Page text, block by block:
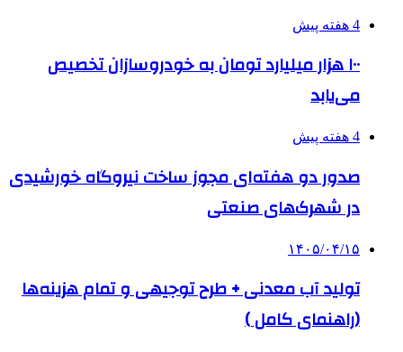
4 هفته پیش
۱۰۰ هزار میلیارد تومان به خودروسازان تخصیص
می‌یابد
4 هفته پیش
صدور دو هفته‌ای مجوز ساخت نیروگاه خورشیدی
در شهرک‌های صنعتی
۱۴۰۵/۰۴/۱۵
تولید آب معدنی + طرح توجیهی و تمام هزینه‌ها
(راهنمای کامل )